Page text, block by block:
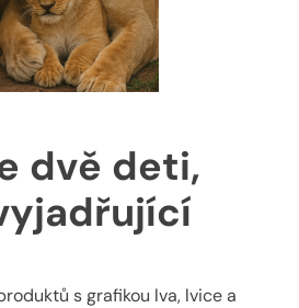
dvě deti,
s grafikou lva, lvice a